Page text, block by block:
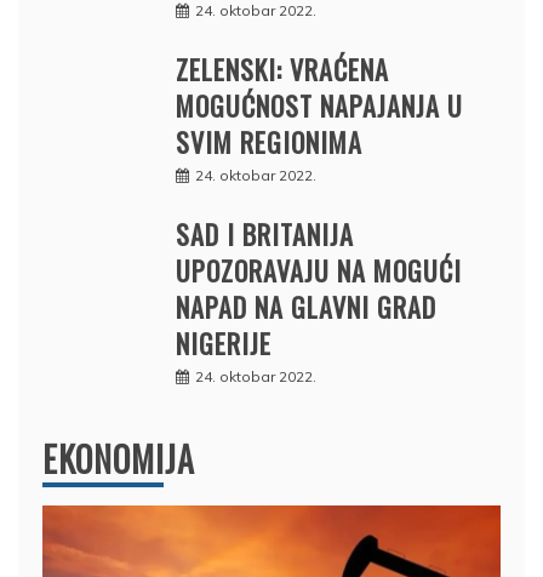
24. oktobar 2022.
ZELENSKI: VRAĆENA
MOGUĆNOST NAPAJANJA U
SVIM REGIONIMA
24. oktobar 2022.
SAD I BRITANIJA
UPOZORAVAJU NA MOGUĆI
NAPAD NA GLAVNI GRAD
NIGERIJE
24. oktobar 2022.
EKONOMIJA